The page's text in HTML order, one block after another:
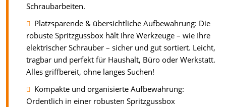
Schraubarbeiten.
Platzsparende & übersichtliche Aufbewahrung: Die
robuste Spritzgussbox hält Ihre Werkzeuge – wie Ihre
elektrischer Schrauber – sicher und gut sortiert. Leicht,
tragbar und perfekt für Haushalt, Büro oder Werkstatt.
Alles griffbereit, ohne langes Suchen!
Kompakte und organisierte Aufbewahrung:
Ordentlich in einer robusten Spritzgussbox